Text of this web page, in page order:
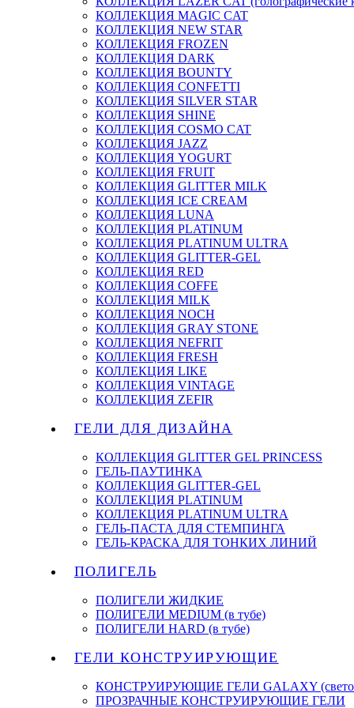
КОЛЛЕКЦИЯ MAGIC CAT
КОЛЛЕКЦИЯ NEW STAR
КОЛЛЕКЦИЯ FROZEN
КОЛЛЕКЦИЯ DARK
КОЛЛЕКЦИЯ BOUNTY
КОЛЛЕКЦИЯ CONFETTI
КОЛЛЕКЦИЯ SILVER STAR
КОЛЛЕКЦИЯ SHINE
КОЛЛЕКЦИЯ COSMO CAT
КОЛЛЕКЦИЯ JAZZ
КОЛЛЕКЦИЯ YOGURT
КОЛЛЕКЦИЯ FRUIT
КОЛЛЕКЦИЯ GLITTER MILK
КОЛЛЕКЦИЯ ICE CREAM
КОЛЛЕКЦИЯ LUNA
КОЛЛЕКЦИЯ PLATINUM
КОЛЛЕКЦИЯ PLATINUM ULTRA
КОЛЛЕКЦИЯ GLITTER-GEL
КОЛЛЕКЦИЯ RED
КОЛЛЕКЦИЯ COFFE
КОЛЛЕКЦИЯ MILK
КОЛЛЕКЦИЯ NOCH
КОЛЛЕКЦИЯ GRAY STONE
КОЛЛЕКЦИЯ NEFRIT
КОЛЛЕКЦИЯ FRESH
КОЛЛЕКЦИЯ LIKE
КОЛЛЕКЦИЯ VINTAGE
КОЛЛЕКЦИЯ ZEFIR
ГЕЛИ ДЛЯ ДИЗАЙНА
КОЛЛЕКЦИЯ GLITTER GEL PRINCESS
ГЕЛЬ-ПАУТИНКА
КОЛЛЕКЦИЯ GLITTER-GEL
КОЛЛЕКЦИЯ PLATINUM
КОЛЛЕКЦИЯ PLATINUM ULTRA
ГЕЛЬ-ПАСТА ДЛЯ СТЕМПИНГА
ГЕЛЬ-КРАСКА ДЛЯ ТОНКИХ ЛИНИЙ
ПОЛИГЕЛЬ
ПОЛИГЕЛИ ЖИДКИЕ
ПОЛИГЕЛИ MEDIUM (в тубе)
ПОЛИГЕЛИ HARD (в тубе)
ГЕЛИ КОНСТРУИРУЮЩИЕ
КОНСТРУИРУЮЩИЕ ГЕЛИ GALAXY
ПРОЗРАЧНЫЕ КОНСТРУИРУЮЩИЕ ГЕЛИ